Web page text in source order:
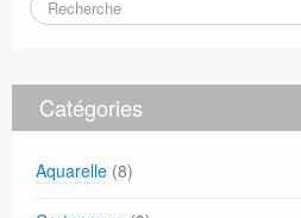
Catégories
Aquarelle (8)